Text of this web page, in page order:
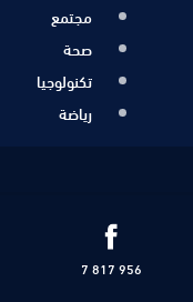
مجتمع
صحة
تكنولوجيا
رياضة
7 817 956